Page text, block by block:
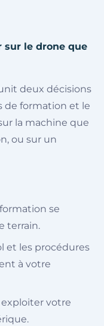
sur le drone que
deux décisions
de formation et le
la machine que
ou sur un
se
terrain.
et les procédures
à votre
votre